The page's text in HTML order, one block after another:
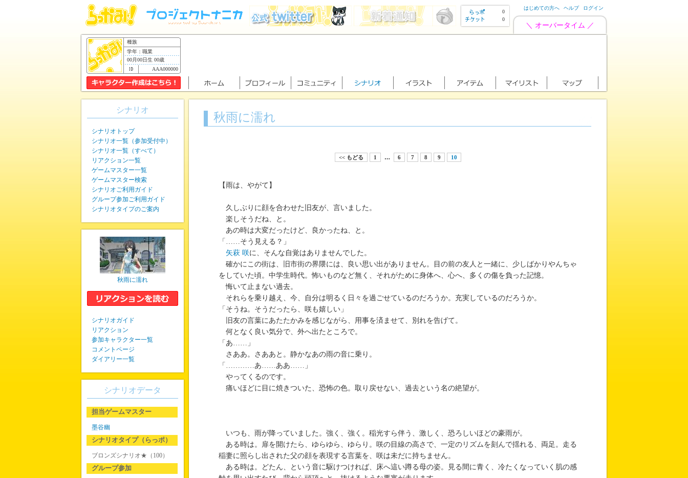
0
0
はじめての方へ ヘルプ ログイン
＼ オーバータイム ／
種族
学年：職業
00月00日生 00歳
AAA000000
秋雨に濡れ
<< もどる 1 … 6 7 8 9 10
【雨は、やがて】
久しぶりに顔を合わせた旧友が、言いました。
楽しそうだね、と。
あの時は大変だったけど、良かったね、と。
「……そう見える？」
矢萩 咲に、そんな自覚はありませんでした。
確かにこの街は、旧市街の界隈には、良い思い出がありません。目の前の友人と一緒に、少しばかりやんちゃ
をしていた頃。中学生時代。怖いものなど無く、それがために身体へ、心へ、多くの傷を負った記憶。
悔いて止まない過去。
それらを乗り越え、今、自分は明るく日々を過ごせているのだろうか。充実しているのだろうか。
「そうね。そうだったら、咲も嬉しい」
旧友の言葉にあたたかみを感じながら、用事を済ませて、別れを告げて。
何となく良い気分で、外へ出たところで。
「あ……」
さああ。さああと。静かなあの雨の音に乗り。
「…………あ……ああ……」
やってくるのです。
痛いほどに目に焼きついた、恐怖の色。取り戻せない、過去という名の絶望が。
いつも、雨が降っていました。強く、強く。稲光すら伴う、激しく、恐ろしいほどの豪雨が。
ある時は。扉を開けたら、ゆらゆら、ゆらり。咲の目線の高さで、一定のリズムを刻んで揺れる、両足。走る
稲妻に照らし出された父の顔を表現する言葉を、咲は未だに持ちません。
ある時は。どたん、という音に駆けつければ、床へ這い蹲る母の姿。見る間に青く、冷たくなっていく肌の感
シナリオ
シナリオトップ
シナリオ一覧（参加受付中）
シナリオ一覧（すべて）
リアクション一覧
ゲームマスター一覧
ゲームマスター検索
シナリオご利用ガイド
グループ参加ご利用ガイド
シナリオタイプのご案内
秋雨に濡れ
シナリオガイド
リアクション
参加キャラクター一覧
コメントページ
ダイアリー一覧
シナリオデータ
担当ゲームマスター
墨谷幽
シナリオタイプ（らっポ）
ブロンズシナリオ★（100）
グループ参加